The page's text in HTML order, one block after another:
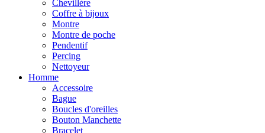
Chevillère
Coffre à bijoux
Montre
Montre de poche
Pendentif
Percing
Nettoyeur
Homme
Accessoire
Bague
Boucles d'oreilles
Bouton Manchette
Bracelet